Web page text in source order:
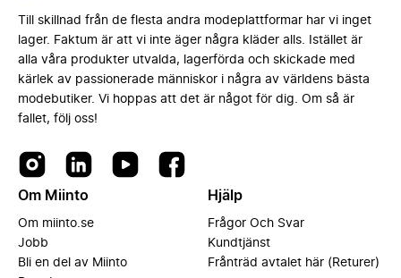
Till skillnad från de flesta andra modeplattformar har vi inget
lager. Faktum är att vi inte äger några kläder alls. Istället är
alla våra produkter utvalda, lagerförda och skickade med
kärlek av passionerade människor i några av världens bästa
modebutiker. Vi hoppas att det är något för dig. Om så är
fallet, följ oss!
Om Miinto
Om miinto.se
Jobb
Bli en del av Miinto
Hjälp
Frågor Och Svar
Kundtjänst
Frånträd avtalet här (Returer)